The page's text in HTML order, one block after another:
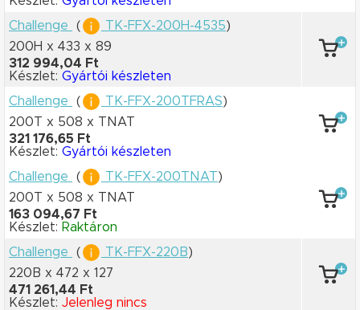
Challenge
( TK-FFX-200H-4535)
200H x 433 x 89
312 994,04 Ft
Készlet: Gyártói készleten
Challenge
( TK-FFX-200TFRAS)
200T x 508 x TNAT
321 176,65 Ft
Készlet: Gyártói készleten
Challenge
( TK-FFX-200TNAT)
200T x 508 x TNAT
163 094,67 Ft
Készlet: Raktáron
Challenge
( TK-FFX-220B)
220B x 472 x 127
471 261,44 Ft
Készlet: Jelenleg nincs